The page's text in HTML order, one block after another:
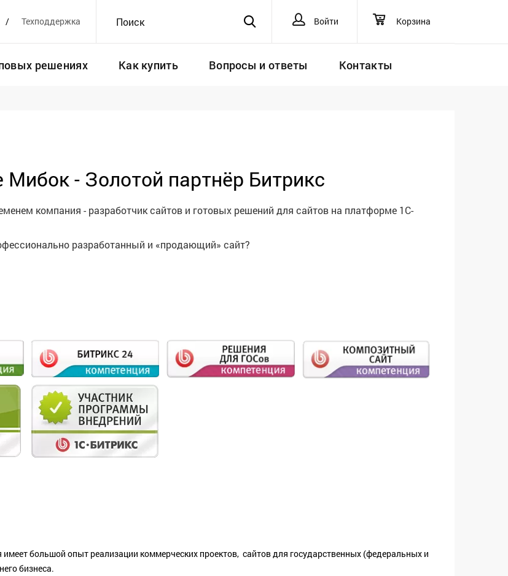
Техподдержка Поиск Войти Корзина
решениях Как купить Вопросы и ответы Контакты
- Золотой партнёр Битрикс
компания - разработчик сайтов и готовых решений для сайтов на платформе 1С-
разработанный и «продающий» сайт?
имеет большой опыт реализации коммерческих проектов, сайтов для государственных (федеральных и
бизнеса.